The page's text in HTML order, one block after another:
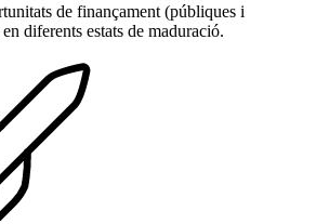
de finançament (públiques i
diferents estats de maduració.